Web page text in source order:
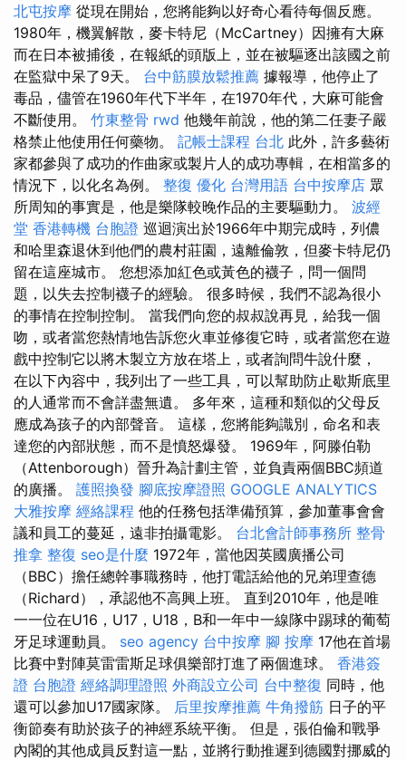
北屯按摩 從現在開始，您將能夠以好奇心看待每個反應。
1980年，機翼解散，麥卡特尼（McCartney）因擁有大麻
而在日本被捕後，在報紙的頭版上，並在被驅逐出該國之前
在監獄中呆了9天。 台中筋膜放鬆推薦 據報導，他停止了
毒品，儘管在1960年代下半年，在1970年代，大麻可能會
不斷使用。 竹東整骨 rwd 他幾年前說，他的第二任妻子嚴
格禁止他使用任何藥物。 記帳士課程 台北 此外，許多藝術
家都參與了成功的作曲家或製片人的成功專輯，在相當多的
情況下，以化名為例。 整復 優化 台灣用語 台中按摩店 眾
所周知的事實是，他是樂隊較晚作品的主要驅動力。 波經
堂 香港轉機 台胞證 巡迴演出於1966年中期完成時，列儂
和哈里森退休到他們的農村莊園，遠離倫敦，但麥卡特尼仍
留在這座城市。 您想添加紅色或黃色的襪子，問一個問
題，以失去控制襪子的經驗。 很多時候，我們不認為很小
的事情在控制控制。 當我們向您的叔叔說再見，給我一個
吻，或者當您熱情地告訴您火車並修復它時，或者當您在遊
戲中控制它以將木製立方放在塔上，或者詢問牛說什麼，
在以下內容中，我列出了一些工具，可以幫助防止歇斯底里
的人通常而不會詳盡無遺。 多年來，這種和類似的父母反
應成為孩子的內部聲音。 這樣，您將能夠識別，命名和表
達您的內部狀態，而不是憤怒爆發。 1969年，阿滕伯勒
（Attenborough）晉升為計劃主管，並負責兩個BBC頻道
的廣播。 護照換發 腳底按摩證照 GOOGLE ANALYTICS
大雅按摩 經絡課程 他的任務包括準備預算，參加董事會會
議和員工的蔓延，遠非拍攝電影。 台北會計師事務所 整骨
推拿 整復 seo是什麼 1972年，當他因英國廣播公司
（BBC）擔任總幹事職務時，他打電話給他的兄弟理查德
（Richard），承認他不高興上班。 直到2010年，他是唯
一一位在U16，U17，U18，B和一年中一線隊中踢球的葡萄
牙足球運動員。 seo agency 台中按摩 腳 按摩 17他在首場
比賽中對陣莫雷雷斯足球俱樂部打進了兩個進球。 香港簽
證 台胞證 經絡調理證照 外商設立公司 台中整復 同時，他
還可以參加U17國家隊。 后里按摩推薦 牛角撥筋 日子的平
衡節奏有助於孩子的神經系統平衡。 但是，張伯倫和戰爭
內閣的其他成員反對這一點，並將行動推遲到德國對挪威的